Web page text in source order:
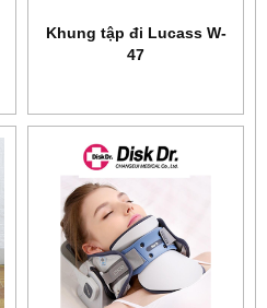
Khung tập đi Lucass W-
47